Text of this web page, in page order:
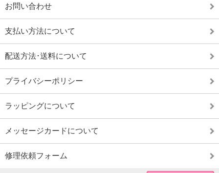
お問い合わせ
支払い方法について
配送方法･送料について
プライバシーポリシー
ラッピングについて
メッセージカードについて
修理依頼フォーム